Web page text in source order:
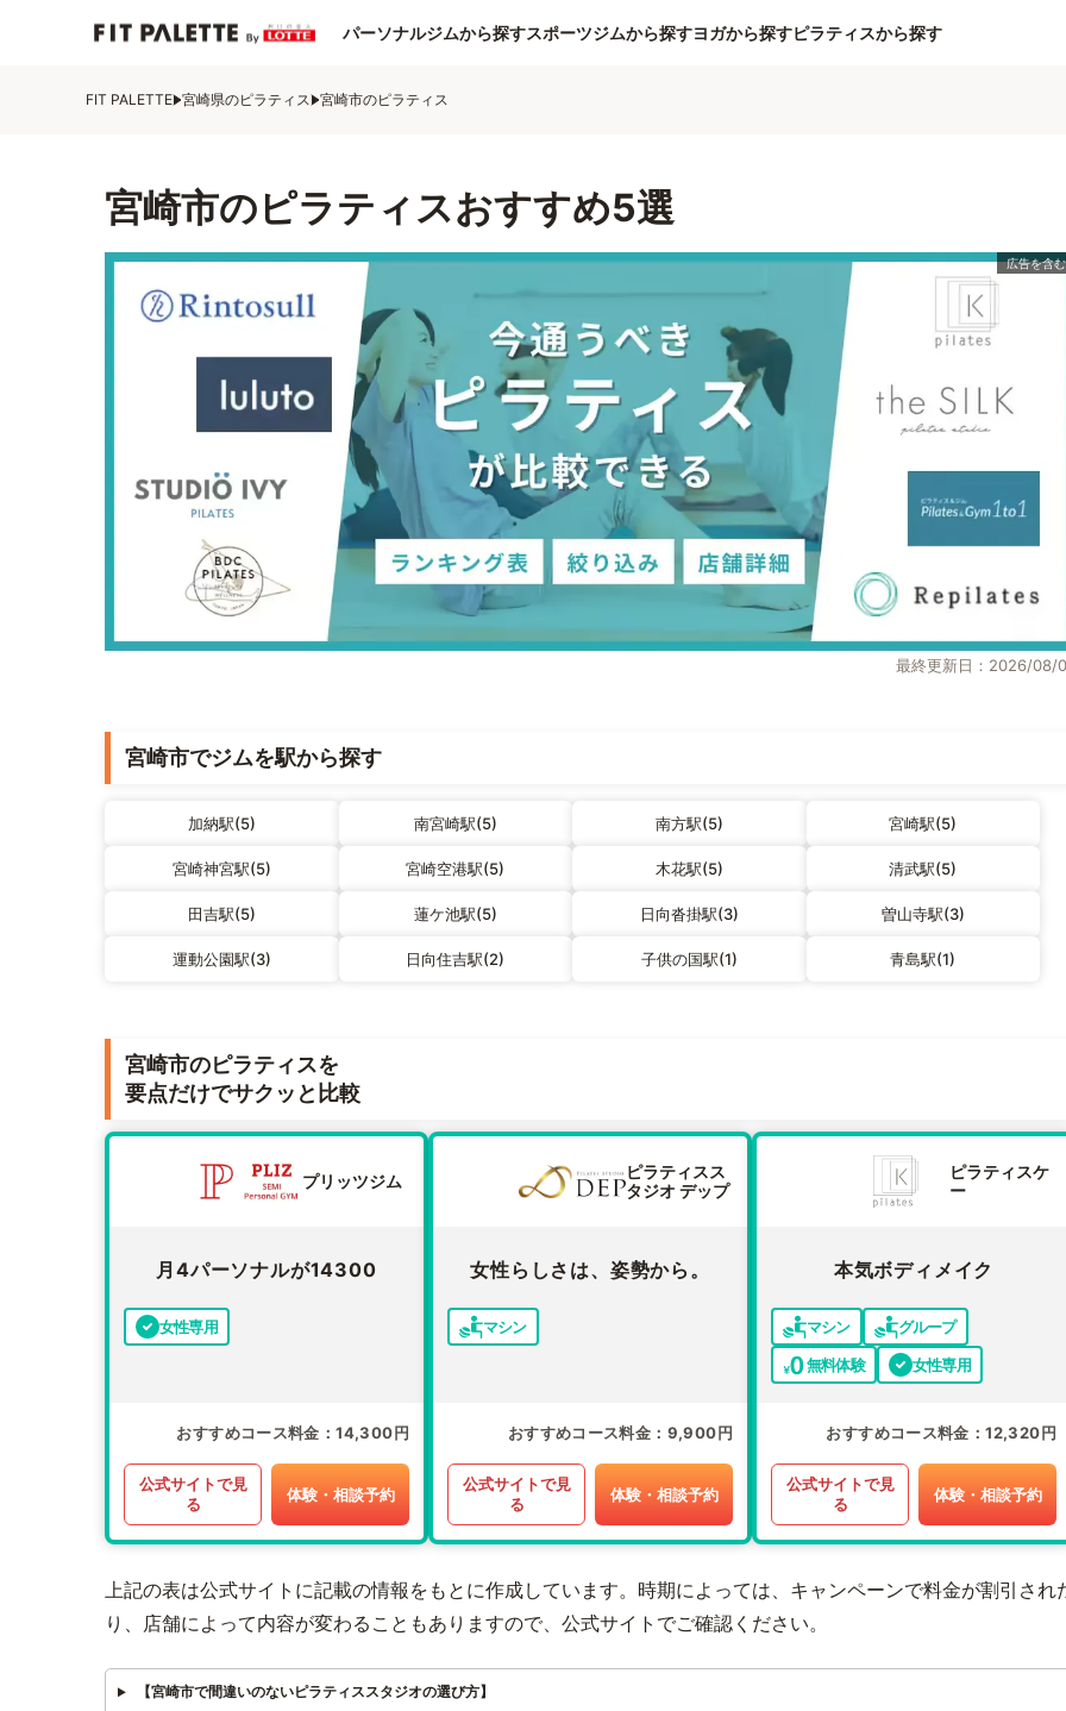
パーソナルジムから探すスポーツジムから探すヨガから探すピラティスから探す
FIT PALETTE 宮崎県のピラティス 宮崎市のピラティス
宮崎市のピラティスおすすめ5選
最終更新日：2026/08/
宮崎市でジムを駅から探す
加納駅(5) 南宮崎駅(5) 南方駅(5) 宮崎駅(5)
宮崎神宮駅(5) 宮崎空港駅(5) 木花駅(5) 清武駅(5)
田吉駅(5) 蓮ケ池駅(5) 日向沓掛駅(3) 曽山寺駅(3)
運動公園駅(3) 日向住吉駅(2) 子供の国駅(1) 青島駅(1)
宮崎市のピラティスを
要点だけでサクッと比較
プリッツジム
月4パーソナルが14300
女性専用
おすすめコース料金 14,300円
公式サイトで見
る
体験・相談予約
ピラティスス
タジオ デップ
女性らしさは、姿勢から。
マシン
おすすめコース料金 9,900円
公式サイトで見
る
体験・相談予約
ピラティスケ
ー
本気ボディメイク
マシン
グループ
無料体験
女性専用
おすすめコース料金 12,320円
公式サイトで見
る
体験・相談予約
上記の表は公式サイトに記載の情報をもとに作成しています。時期によっては、キャンペーンで料金が割引され
り、店舗によって内容が変わることもありますので、公式サイトでご確認ください。
【宮崎市で間違いのないピラティススタジオの選び方】